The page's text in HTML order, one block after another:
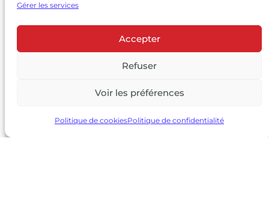
Gérer les services
Accepter
Refuser
Voir les préférences
Politique de cookiesPolitique de confidentialité
© 2026 Château Larrivet Haut-Brion |
Mentions légales|Politique de confidentialité
|CGV
L’ABUS D’ALCOOL EST DANGEREUX POUR LA SANTÉ, À